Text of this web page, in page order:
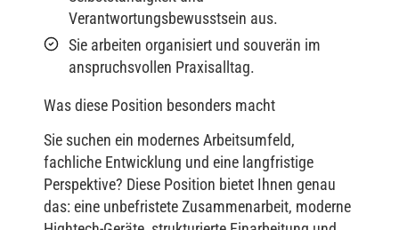
Verantwortungsbewusstsein aus.
Sie arbeiten organisiert und souverän im
anspruchsvollen Praxisalltag.
Was diese Position besonders macht
Sie suchen ein modernes Arbeitsumfeld,
fachliche Entwicklung und eine langfristige
Perspektive? Diese Position bietet Ihnen genau
das: eine unbefristete Zusammenarbeit, moderne